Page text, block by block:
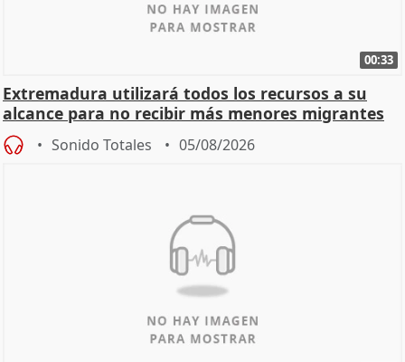
00:33
Extremadura utilizará todos los recursos a su
alcance para no recibir más menores migrantes
Sonido Totales 05/08/2026